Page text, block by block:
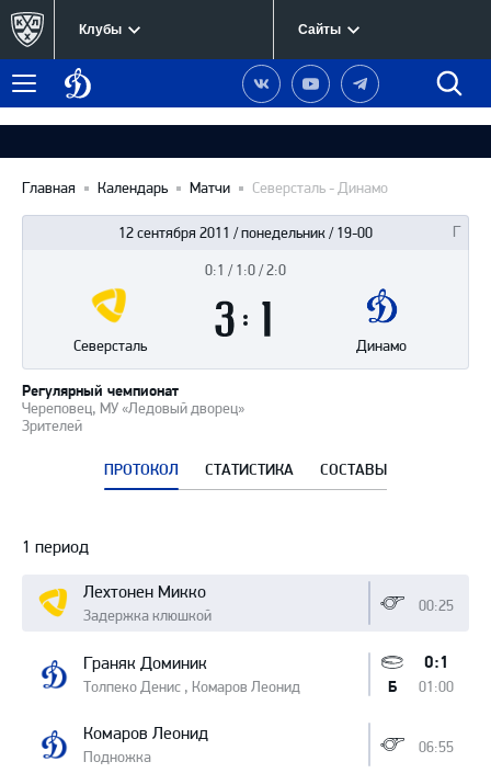
Клубы Сайты
Меню
Динамо
Москва
Наша
группа
Вконтакте
Наш
канал
YouTube
Наш
канал
Telegram
Главная Календарь Матчи Северсталь - Динамо
12 сентября 2011 / понедельник / 19-00
Череповец, МУ «Ледовый дворец»
Зрителей
Регулярный чемпионат
матча
0:1 / 1:0 / 2:0
Северсталь Динамо
ПРОТОКОЛ СТАТИСТИКА СОСТАВЫ
Протокол
1 период
Лехтонен Микко
Задержка клюшкой
00:25
Граняк Доминик
Толпеко Денис , Комаров Леонид
0:1
01:00
Б
Комаров Леонид
Подножка
06:55